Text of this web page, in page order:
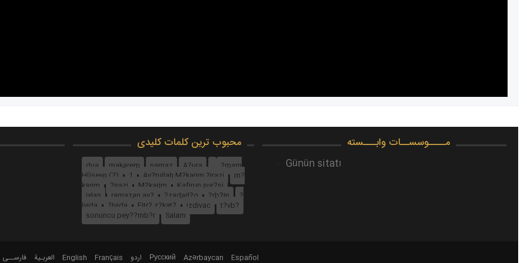
محبوب ترین کلمات کلیدی
dua makarem namaz A?ura
?mam
Hüseyn (?)
1 Ay?tullah M?karim ?irazi
m?
karim
?irazi M?karim
Kafirun sur?si
ixlas
ramazan ay? ?zadarl?q ?rb?in
?
lvida
?lvida Fitr? z?kat? izdivac
t?vb?
sonuncu pey??mb?r
Salam
مــــوسســات وابـــسته
Günün sitatı
فارســی العربـیة English Français اردو Русский Azərbaycan Español